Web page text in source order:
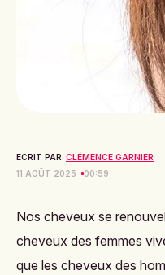
ECRIT PAR: CLÉMENCE GARNIER
11 AOÛT 2025
00:59
Nos cheveux se
cheveux des femmes
que les cheveux des